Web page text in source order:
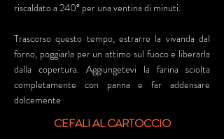
riscaldato a 240° per una ventina di minuti.
Trascorso questo tempo, estrarre la vivanda dal
forno, poggiarla per un attimo sul fuoco e liberarla
dalla copertura. Aggiungetevi la farina sciolta
completamente con panna e far addensare
dolcemente
CEFALI AL CARTOCCIO